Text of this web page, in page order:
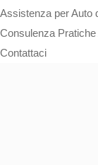
Assistenza per Auto
Consulenza
Contattaci